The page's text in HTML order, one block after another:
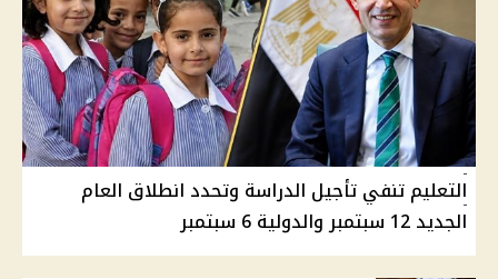
التعليم تنفي تأجيل الدراسة وتحدد انطلاق العام
الجديد 12 سبتمبر والدولية 6 سبتمبر